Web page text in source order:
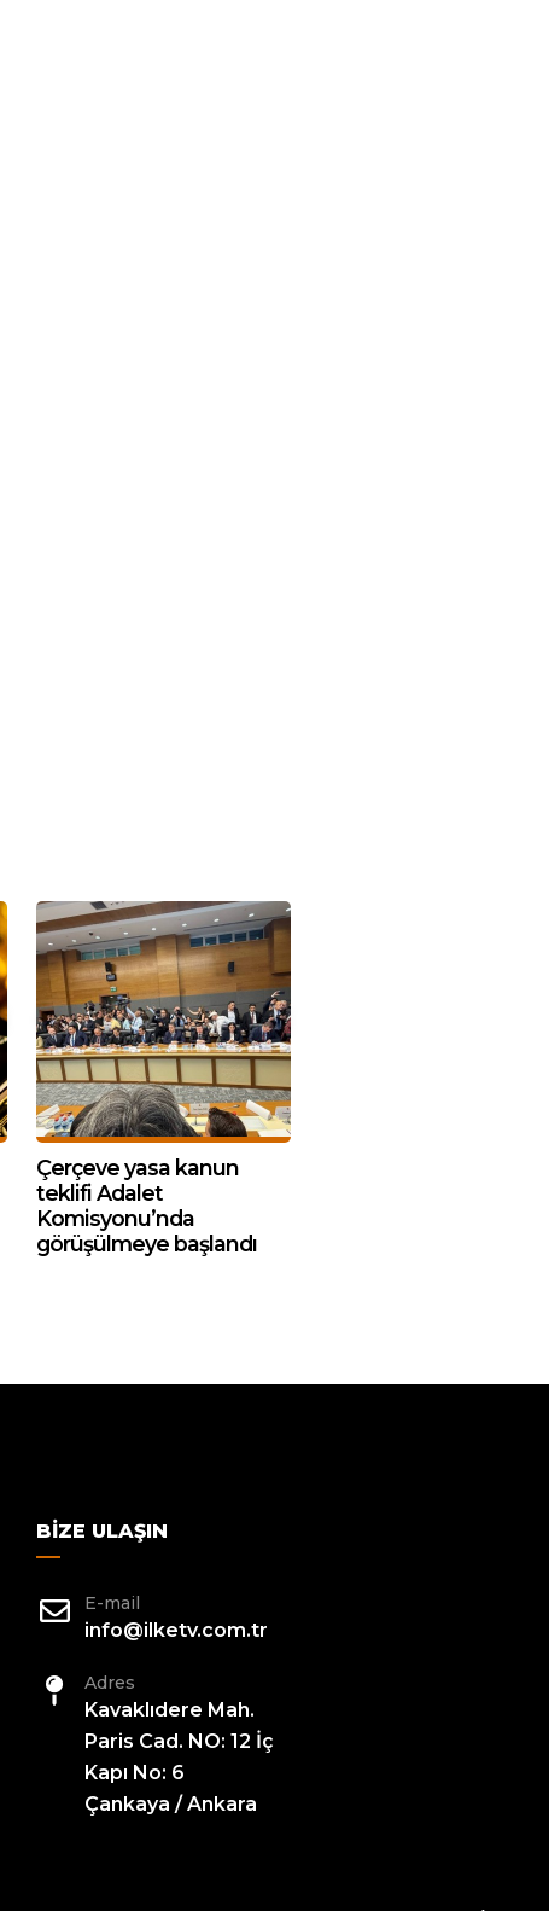
Çerçeve yasa kanun
teklifi Adalet
Komisyonu’nda
görüşülmeye başlandı
BIZE ULAŞIN
E-mail
info@ilketv.com.tr
Adres
Kavaklıdere Mah.
Paris Cad. NO: 12 İç
Kapı No: 6
Çankaya / Ankara